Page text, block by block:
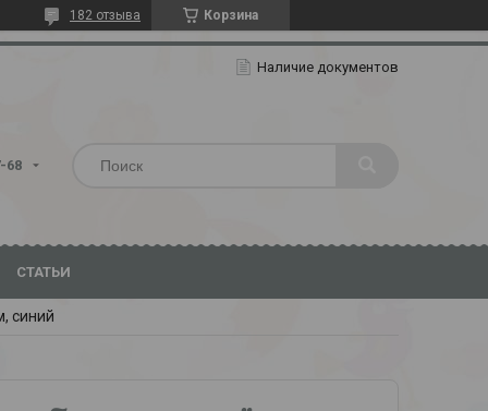
Корзина
182 отзыва
Наличие документов
68
СТАТЬИ
синий